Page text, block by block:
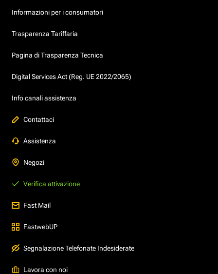
Informazioni per i consumatori
Trasparenza Tariffaria
Pagina di Trasparenza Tecnica
Digital Services Act (Reg. UE 2022/2065)
Info canali assistenza
Contattaci
Assistenza
Negozi
Verifica attivazione
Fast Mail
FastwebUP
Segnalazione Telefonate Indesiderate
Lavora con noi